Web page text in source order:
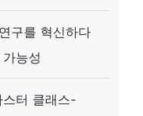
구를 혁신하다
능성
터 클래스-